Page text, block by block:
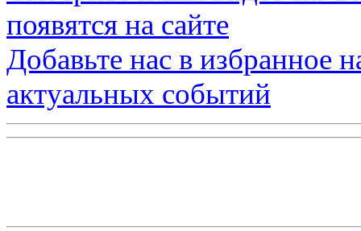
появятся на сайте
Добавьте нас в избранное
актуальных событий